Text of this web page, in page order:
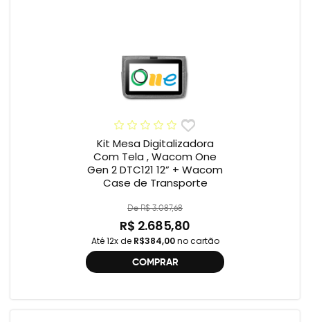
Kit Mesa Digitalizadora
Com Tela , Wacom One
Gen 2 DTC121 12” + Wacom
Case de Transporte
De R$ 3.087,68
R$ 2.685,80
Até 12x de R$384,00no cartão
COMPRAR